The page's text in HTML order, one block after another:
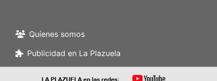
Quíenes somos
Publicidad en La Plazuela